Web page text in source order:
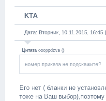
KTA
Дата: Вторник, 10.11.2015,
Цитата oooppdzva ()
номер приказа не подскажите?
Его нет ( бланки не
тоже на Ваш выбор),поэтому